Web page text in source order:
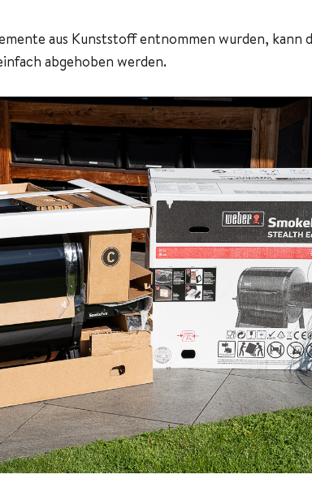
aus Kunststoff entnommen wurden, kann
abgehoben werden.